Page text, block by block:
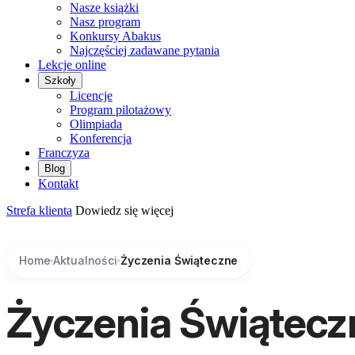
Nasze książki
Nasz program
Konkursy Abakus
Najczęściej zadawane pytania
Lekcje online
Szkoły
Licencje
Program pilotażowy
Olimpiada
Konferencja
Franczyza
Blog
Kontakt
Strefa klienta Dowiedz się więcej
Home Aktualności Życzenia Świąteczne
Życzenia